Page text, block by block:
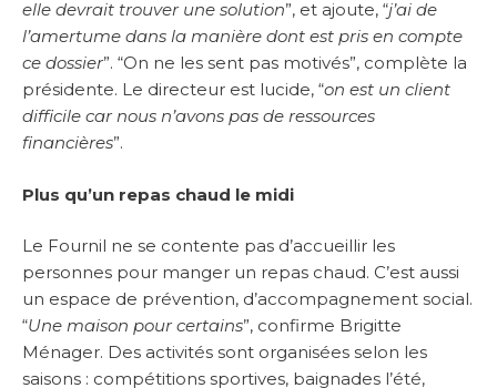
elle devrait trouver une solution”, et ajoute, “j’ai de
l’amertume dans la manière dont est pris en compte
ce dossier”. “On ne les sent pas motivés”, complète la
présidente. Le directeur est lucide, “on est un client
difficile car nous n’avons pas de ressources
financières”.
Plus qu’un repas chaud le midi
Le Fournil ne se contente pas d’accueillir les
personnes pour manger un repas chaud. C’est aussi
un espace de prévention, d’accompagnement social.
“Une maison pour certains”, confirme Brigitte
Ménager. Des activités sont organisées selon les
saisons : compétitions sportives, baignades l’été,